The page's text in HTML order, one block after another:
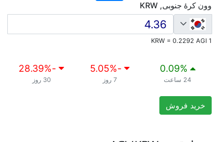
وون کرهٔ جنوبی, KRW
1 KRW = 0.2292 AGI
0.09%
24 ساعت
-5.05
%
7 روز
-28.39
%
30 روز
خرید فروش